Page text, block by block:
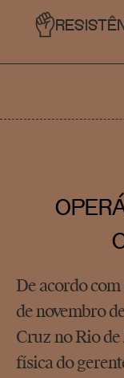
De acordo
de novembro
Cruz no Rio
física do